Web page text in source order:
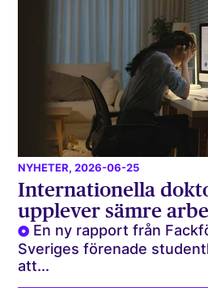
NYHETER, 2026-06-25
Internationella
upplever sämre
En ny rapport från
Sveriges förenade
att...